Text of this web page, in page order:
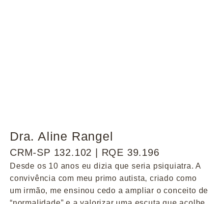
Dra. Aline Rangel
CRM-SP 132.102 | RQE 39.196
Desde os 10 anos eu dizia que seria psiquiatra. A
convivência com meu primo autista, criado como
um irmão, me ensinou cedo a ampliar o conceito de